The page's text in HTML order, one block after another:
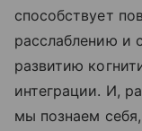
способствует
расслаблению и
развитию
интеграции. И,
мы познаем